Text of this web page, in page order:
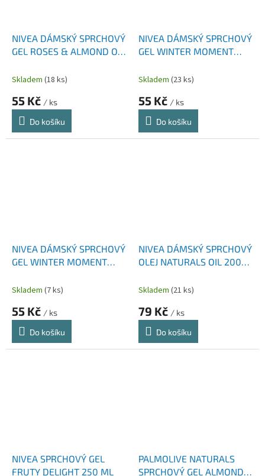
NIVEA DÁMSKÝ SPRCHOVÝ
GEL ROSES & ALMOND OIL
Skladem (18 ks)
55 Kč / ks
Do košíku
NIVEA DÁMSKÝ SPRCHOVÝ
GEL WINTER MOMENT
Skladem (23 ks)
55 Kč / ks
Do košíku
NIVEA DÁMSKÝ SPRCHOVÝ
GEL WINTER MOMENT
Skladem (7 ks)
55 Kč / ks
Do košíku
NIVEA DÁMSKÝ SPRCHOVÝ
OLEJ NATURALS OIL 200
Skladem (21 ks)
79 Kč / ks
Do košíku
NIVEA SPRCHOVÝ GEL
FRUTY DELIGHT 250 ML
PALMOLIVE NATURALS
SPRCHOVÝ GEL ALMOND